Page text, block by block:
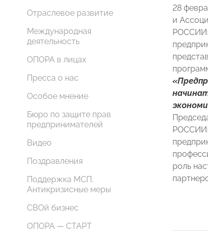
Отраслевое развитие
Международная
деятельность
ОПОРА в лицах
Пресса о нас
Особое мнение
Бюро по защите прав
предпринимателей
Видео
Поздравления
Поддержка МСП.
Антикризисные меры
СВОй бизнес
ОПОРА — СТАРТ
28
и
роль